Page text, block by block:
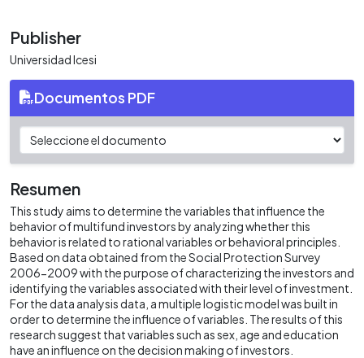
Publisher
Universidad Icesi
Documentos PDF
Resumen
This study aims to determine the variables that influence the
behavior of multifund investors by analyzing whether this
behavior is related to rational variables or behavioral principles.
Based on data obtained from the Social Protection Survey
2006-2009 with the purpose of characterizing the investors and
identifying the variables associated with their level of investment.
For the data analysis data, a multiple logistic model was built in
order to determine the influence of variables. The results of this
research suggest that variables such as sex, age and education
have an influence on the decision making of investors.